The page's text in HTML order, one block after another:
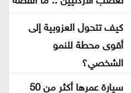
بدء أعمال تصميم
الإيراني على ناقلة
كيف تتحول العزوبية إلى
أقوى محطة للنمو
الشخصي؟
سيارة عمرها أكثر من 50